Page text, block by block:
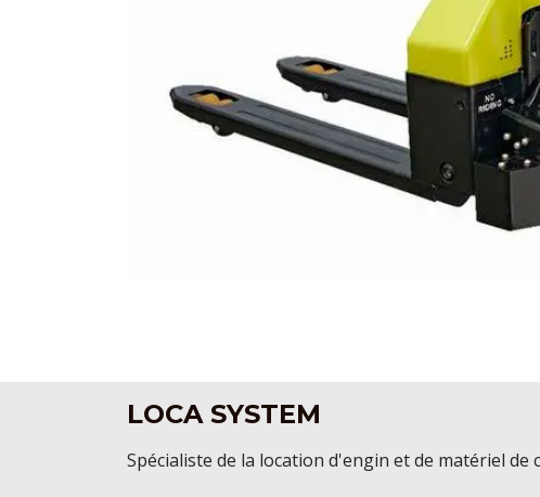
LOCA SYSTEM
Spécialiste de la location d'engin et de matériel de